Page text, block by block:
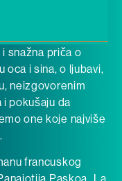
i snažna priča o
oca i sina, o ljubavi,
neizgovorenim
i pokušaju da
one koje najviše
francuskog